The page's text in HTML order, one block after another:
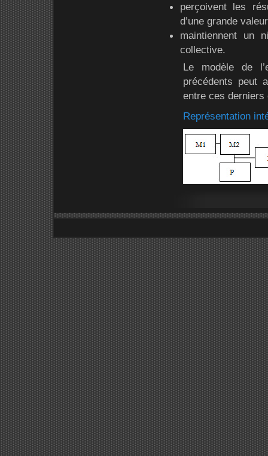
perçoivent les
d’une grande
maintiennent un
collective.
Le modèle de
précédents peut
entre ces derniers
Représentation